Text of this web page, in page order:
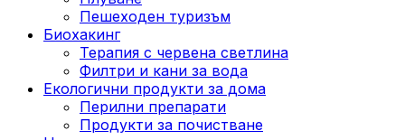
Пешеходен туризъм
Биохакинг
Терапия с червена светлина
Филтри и кани за вода
Екологични продукти за дома
Перилни препарати
Продукти за почистване